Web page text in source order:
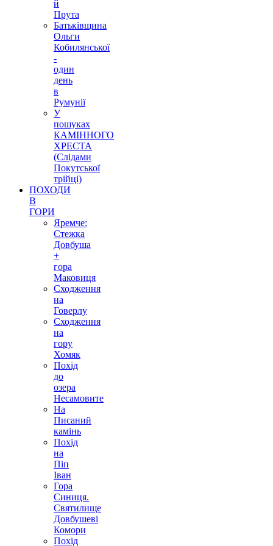
й
Прута
Батьківщина
Ольги
Кобилянської
-
один
день
в
Румунії
У
пошуках
КАМІННОГО
ХРЕСТА
(Слідами
Покутської
трійці)
ПОХОДИ
В
ГОРИ
Яремче:
Стежка
Довбуша
+
гора
Маковиця
Сходження
на
Говерлу
Сходження
на
гору
Хомяк
Похід
до
озера
Несамовите
На
Писаний
камінь
Похід
на
Піп
Іван
Гора
Синиця.
Святилище
Довбушеві
Комори
Похід